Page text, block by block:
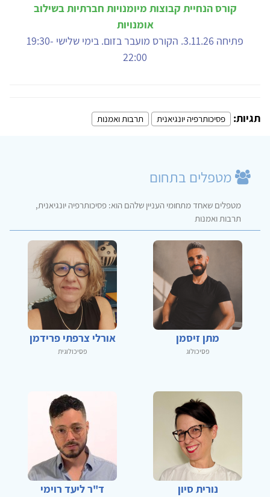
קורס הנחיית קבוצות מיומנויות חברתיות בשילוב
אומנויות
פתיחה 3.11.26. הקורס מועבר בזום. בימי שלישי 19:30-
22:00
תגיות: פסיכותרפיה יונגיאנית תרבות ואמנות
מטפלים בתחום
מטפלים שאחד מתחומי העניין שלהם הוא: פסיכותרפיה יונגיאנית,
תרבות ואמנות
מתן זיסמן
פסיכולוג
אורלי צרפתי פרידמן
פסיכולוגית
נורית סיון ד"ר ליעד רוימי